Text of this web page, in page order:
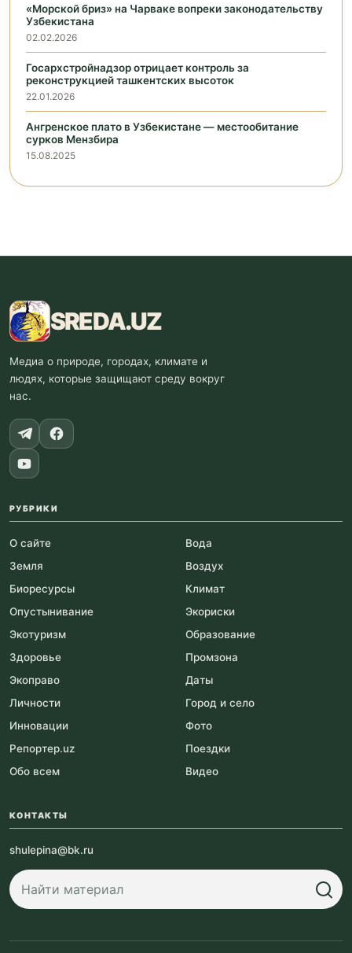
«Морской бриз» на Чарваке вопреки законодательству
Узбекистана
02.02.2026
Госархстройнадзор отрицает контроль за
реконструкцией ташкентских высоток
22.01.2026
Ангренское плато в Узбекистане — местообитание
сурков Мензбира
15.08.2025
SREDA.UZ
Медиа о природе, городах, климате и
людях, которые защищают среду вокруг
нас.
РУБРИКИ
О сайте
Вода
Земля
Воздух
Биоресурсы
Климат
Опустынивание
Экориски
Экотуризм
Образование
Здоровье
Промзона
Экоправо
Даты
Личности
Город и село
Инновации
Фото
Репортер.uz
Поездки
Обо всем
Видео
КОНТАКТЫ
shulepina@bk.ru